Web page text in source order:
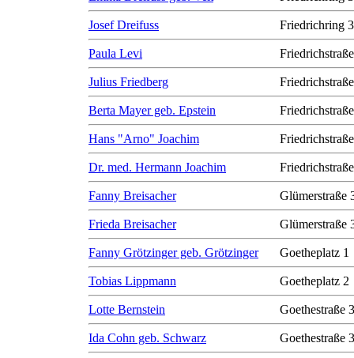
Josef Dreifuss Friedrichring
Paula Levi
Julius Friedberg
Berta Mayer geb. Epstein
Hans "Arno" Joachim
Dr. med. Hermann Joachim
Fanny Breisacher Glümerstraße
Frieda Breisacher Glümerstraße
Fanny Grötzinger geb. Grötzinger Goetheplatz 1
Tobias Lippmann Goetheplatz 2
Lotte Bernstein Goethestraße 3
Ida Cohn geb. Schwarz Goethestraße 3